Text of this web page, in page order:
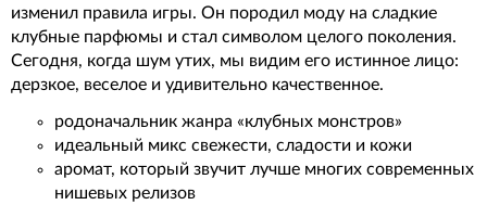
изменил правила игры. Он породил моду на сладкие
клубные парфюмы и стал символом целого поколения.
Сегодня, когда шум утих, мы видим его истинное лицо:
дерзкое, веселое и удивительно качественное.
родоначальник жанра «клубных монстров»
идеальный микс свежести, сладости и кожи
аромат, который звучит лучше многих современных
нишевых релизов